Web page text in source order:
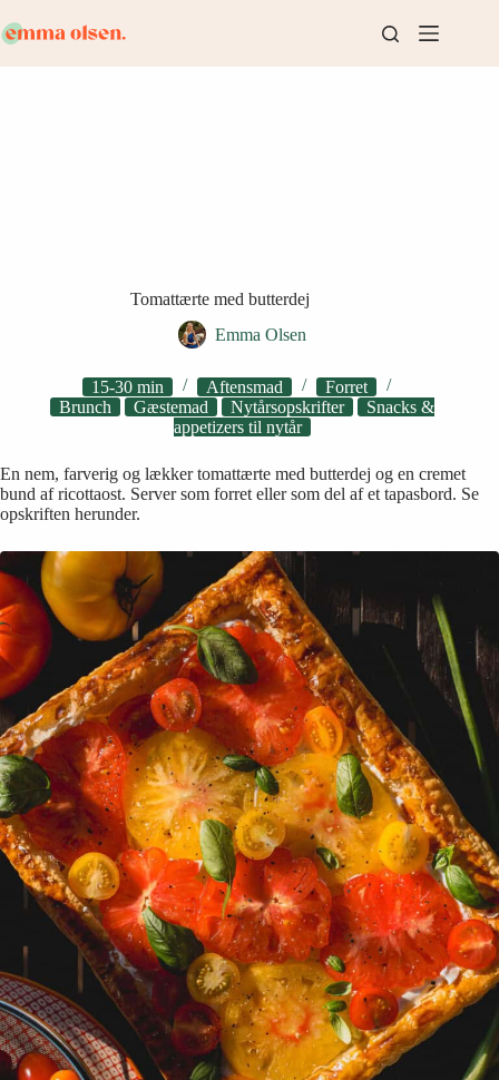
til
indhold
Tomattærte med butterdej
Emma Olsen
15-30 min Aftensmad
Forret
Brunch
Gæstemad Nytårsopskrifter
Snacks &
appetizers til nytår
En nem, farverig og lækker tomattærte med butterdej og en cremet
bund af ricottaost. Server som forret eller som del af et tapasbord. Se
opskriften herunder.